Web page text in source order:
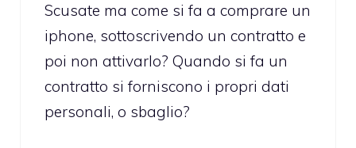
Scusate ma come si fa a comprare un
iphone, sottoscrivendo un contratto e
poi non attivarlo? Quando si fa un
contratto si forniscono i propri dati
personali, o sbaglio?